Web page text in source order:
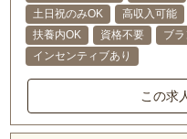
土日祝のみOK
高収入可能
扶養内OK
資格不要 ブ
インセンティブあり
この求